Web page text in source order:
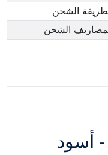
الشحن
الشحن
أسود